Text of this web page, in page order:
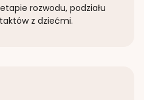
rozwodu, podziału
z dziećmi.